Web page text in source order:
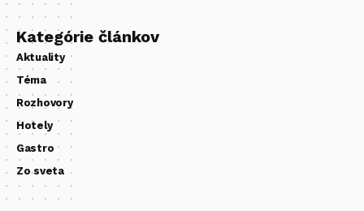
Kategórie článkov
Aktuality
Téma
Rozhovory
Hotely
Gastro
Zo sveta